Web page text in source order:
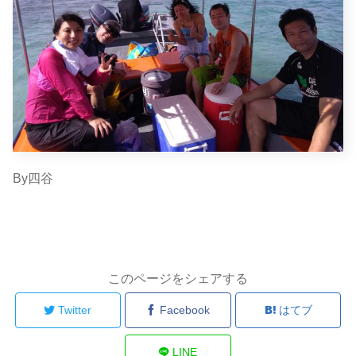
By四谷
このページをシェアする
Twitter Facebook はてブ
LINE